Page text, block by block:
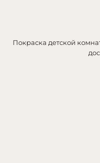
Покраска детской